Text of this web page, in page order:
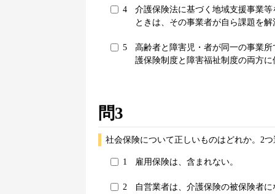
4
介護保険法に基づく地域支援事業
ときは、その事業者が自ら課題を
5
高齢者と障害児・者が同一の事業
護保険制度と障害福祉制度の両方
問3
社会保険について正しいものはどれか。2
1 雇用保険は、含まれない。
2 自営業者は、介護保険の被保険者